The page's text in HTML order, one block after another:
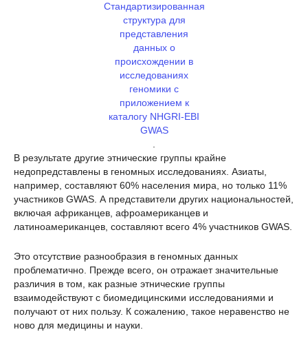
Стандартизированная
структура для
представления
данных о
происхождении в
исследованиях
геномики с
приложением к
каталогу NHGRI-EBI
GWAS
В результате другие этнические группы крайне
недопредставлены в геномных исследованиях. Азиаты,
например, составляют 60% населения мира, но только 11%
участников GWAS. А представители других национальностей,
включая африканцев, афроамериканцев и
латиноамериканцев, составляют всего 4% участников GWAS.
Это отсутствие разнообразия в геномных данных
проблематично. Прежде всего, он отражает значительные
различия в том, как разные этнические группы
взаимодействуют с биомедицинскими исследованиями и
получают от них пользу. К сожалению, такое неравенство не
ново для медицины и науки.